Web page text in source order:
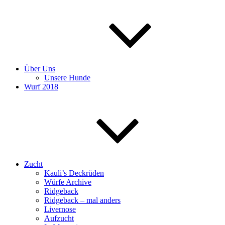
Über Uns
Unsere Hunde
Wurf 2018
Zucht
Kauli’s Deckrüden
Würfe Archive
Ridgeback
Ridgeback – mal anders
Livernose
Aufzucht